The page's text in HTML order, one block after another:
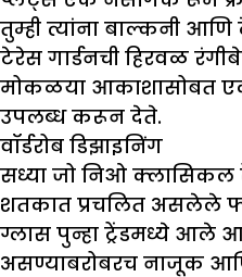
तुम्ही त्यांना बाल्कनी
टेरेस गार्डनची हिरवळ
मोकळया आकाशासोबत
उपलब्ध करून देते.
वॉर्डरोब डिझाइनिंग
सध्या जो निओ क्लासिकल
शतकात प्रचलित असलेले
ग्लास पुन्हा ट्रेंडमध्ये आले
असण्याबरोबरच नाजूक